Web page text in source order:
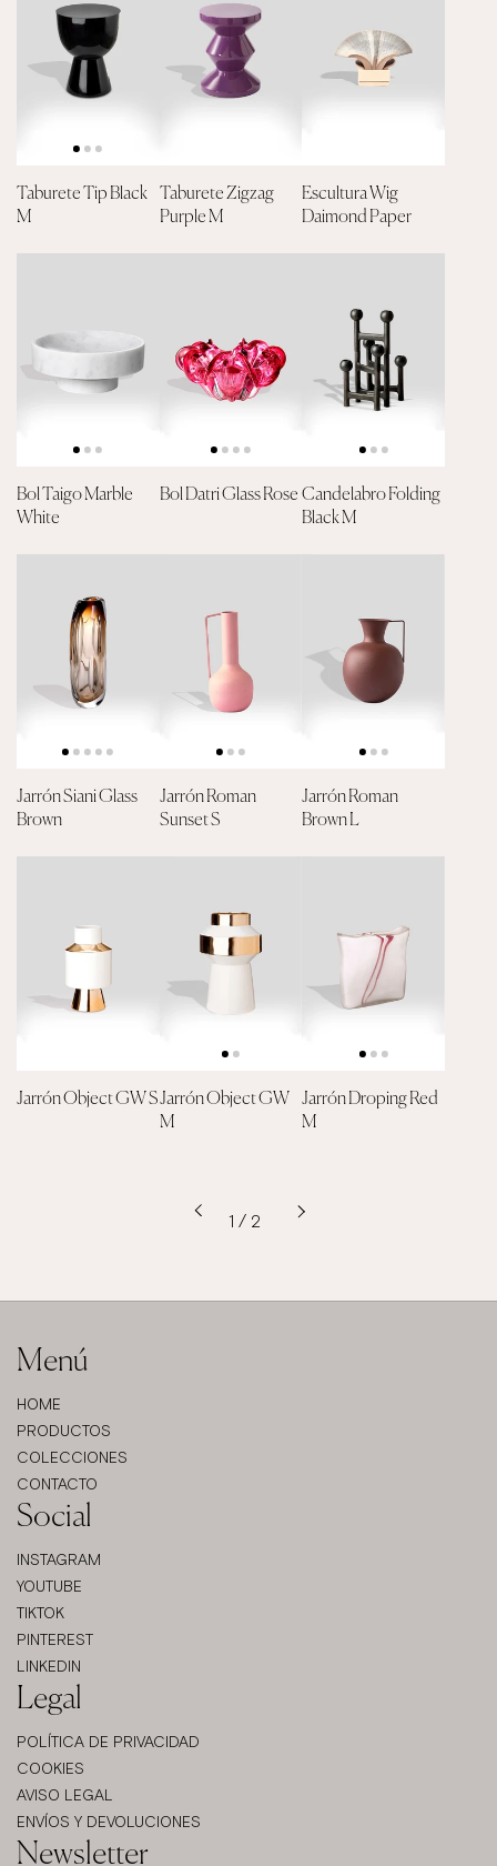
Taburete Tip Black
M
Taburete Zigzag
Purple M
Escultura Wig
Daimond Paper
Bol Taigo Marble
White
Bol Datri Glass Rose Candelabro Folding
Black M
Jarrón Siani Glass
Brown
Jarrón Roman
Sunset S
Jarrón Roman
Brown L
Jarrón Object GW SJarrón Object GW
M
Jarrón Droping Red
M
Anterior 1 / 2
Menú
HOME
PRODUCTOS
COLECCIONES
CONTACTO
Social
INSTAGRAM
YOUTUBE
TIKTOK
PINTEREST
LINKEDIN
Legal
POLÍTICA DE PRIVACIDAD
COOKIES
AVISO LEGAL
ENVÍOS Y DEVOLUCIONES
Newsletter